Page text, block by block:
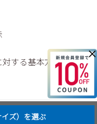
×
する基本方針
co., ltd,